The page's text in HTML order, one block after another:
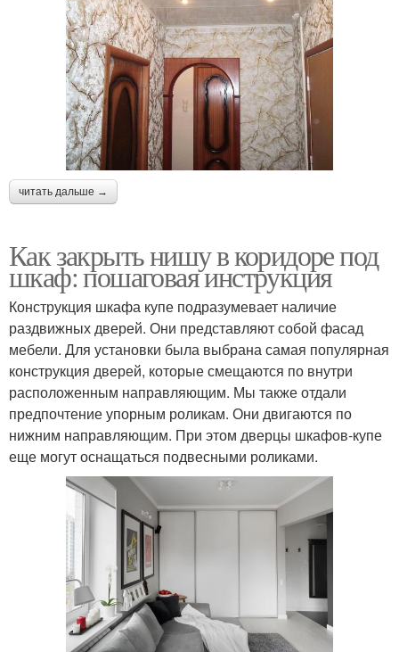
читать дальше →
Как закрыть нишу в коридоре под
шкаф: пошаговая инструкция
Конструкция шкафа купе подразумевает наличие
раздвижных дверей. Они представляют собой фасад
мебели. Для установки была выбрана самая популярная
конструкция дверей, которые смещаются по внутри
расположенным направляющим. Мы также отдали
предпочтение упорным роликам. Они двигаются по
нижним направляющим. При этом дверцы шкафов-купе
еще могут оснащаться подвесными роликами.